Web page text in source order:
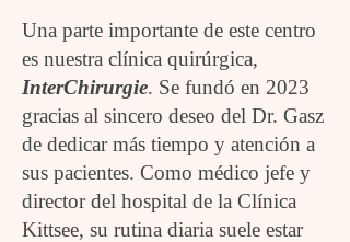
Una parte importante de este centro
es nuestra clínica quirúrgica,
InterChirurgie. Se fundó en 2023
gracias al sincero deseo del Dr. Gasz
de dedicar más tiempo y atención a
sus pacientes. Como médico jefe y
director del hospital de la Clínica
Kittsee, su rutina diaria suele estar